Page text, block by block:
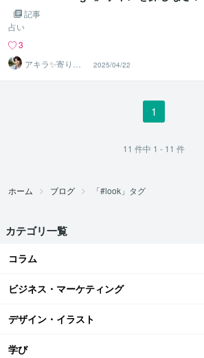
記事
占い
3
アキラ✨寄り添
う聴き手 迷い不
安の相談室
2025/04/22
1
11 件中 1 - 11 件
ホーム ブログ 「#look」タグ
カテゴリ一覧
コラム
ビジネス・マーケティング
デザイン・イラスト
学び